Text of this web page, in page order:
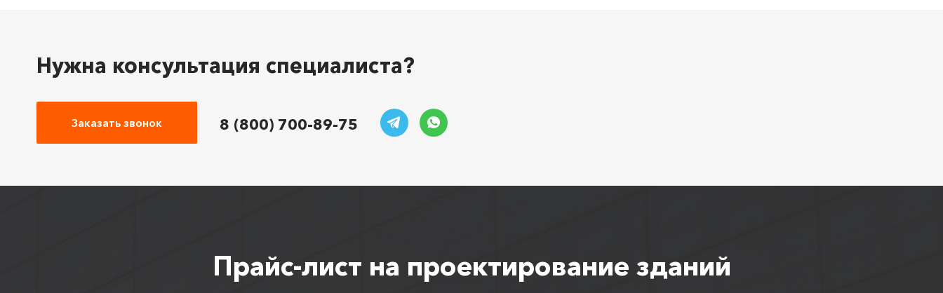
Нужна консультация специалиста?
Заказать звонок 8 (800) 700-89-75
Прайс-лист на проектирование зданий